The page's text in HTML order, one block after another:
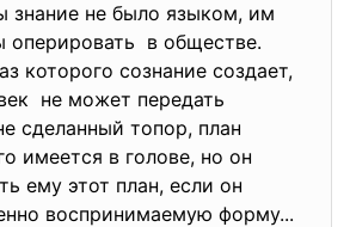
знание не было языком, им
оперировать в обществе.
которого сознание создает,
не может передать
сделанный топор, план
имеется в голове, но он
ему этот план, если он
воспринимаемую форму...